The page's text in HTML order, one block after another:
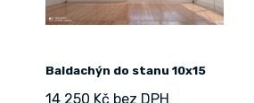
Baldachýn do stanu 10x15
14 250 Kč bez DPH